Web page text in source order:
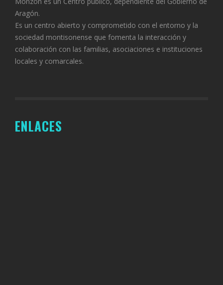
Aragón.
Es un centro abierto y comprometido con el entorno y la
sociedad montisonense que fomenta la interacción y
colaboración con las familias, asociaciones e instituciones
locales y comarcales.
ENLACES